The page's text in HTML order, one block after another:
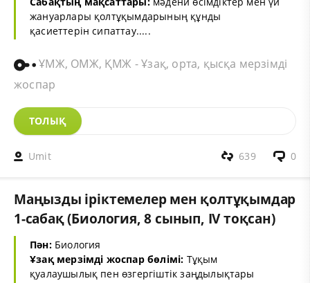
жануарлары қолтұқымдарының құнды
қасиеттерін сипаттау.....
ҰМЖ, ОМЖ, ҚМЖ - Ұзақ, орта, қысқа мерзімді
жоспар
ТОЛЫҚ
Umit 0
639
Маңызды іріктемелер мен қолтұқымдар
1-сабақ (Биология, 8 сынып, IV тоқсан)
Пән: Биология
Ұзақ мерзімді жоспар бөлімі: Тұқым
қуалаушылық пен өзгергіштік заңдылықтары